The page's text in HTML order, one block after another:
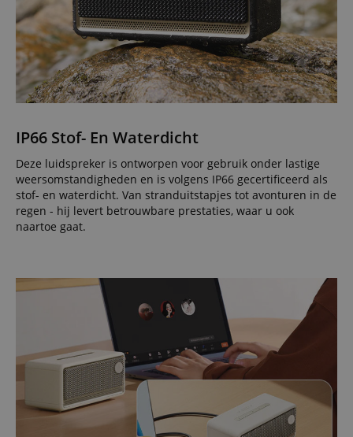
IP66 Stof- En Waterdicht
Deze luidspreker is ontworpen voor gebruik onder lastige
weersomstandigheden en is volgens IP66 gecertificeerd als
stof- en waterdicht. Van stranduitstapjes tot avonturen in de
regen - hij levert betrouwbare prestaties, waar u ook
naartoe gaat.